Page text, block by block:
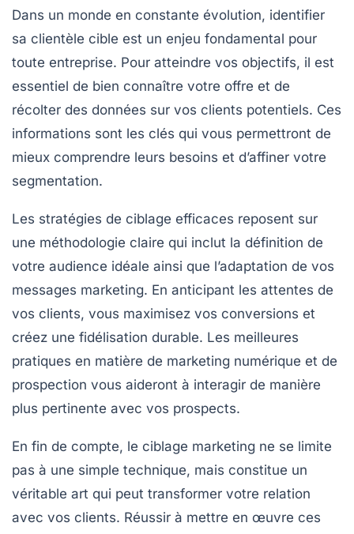
Dans un monde en constante évolution, identifier
sa clientèle cible est un enjeu fondamental pour
toute entreprise. Pour atteindre vos objectifs, il est
essentiel de bien connaître votre offre et de
récolter des données sur vos clients potentiels. Ces
informations sont les clés qui vous permettront de
mieux comprendre leurs besoins et d’affiner votre
segmentation.
Les stratégies de ciblage efficaces reposent sur
une méthodologie claire qui inclut la définition de
votre audience idéale ainsi que l’adaptation de vos
messages marketing. En anticipant les attentes de
vos clients, vous maximisez vos conversions et
créez une fidélisation durable. Les meilleures
pratiques en matière de marketing numérique et de
prospection vous aideront à interagir de manière
plus pertinente avec vos prospects.
En fin de compte, le ciblage marketing ne se limite
pas à une simple technique, mais constitue un
véritable art qui peut transformer votre relation
avec vos clients. Réussir à mettre en œuvre ces